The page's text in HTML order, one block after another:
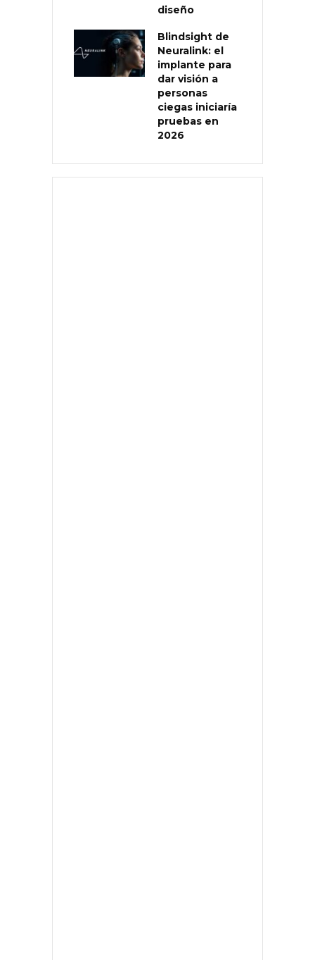
diseño
Blindsight de
Neuralink: el
implante para
dar visión a
personas
ciegas iniciaría
pruebas en
2026